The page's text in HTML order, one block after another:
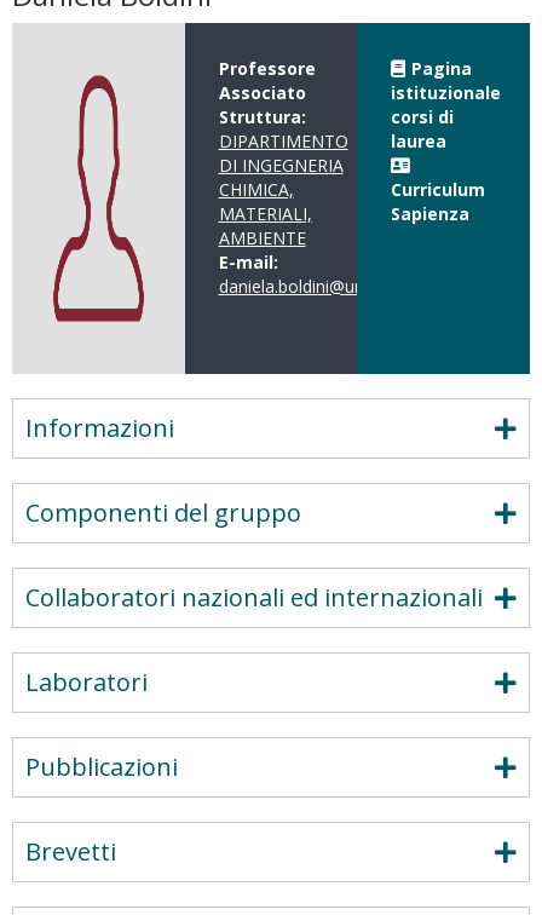
Professore
Associato
Struttura:
DIPARTIMENTO
DI INGEGNERIA
CHIMICA,
MATERIALI,
AMBIENTE
E-mail:
daniela.boldini@uniroma1.it
Pagina
istituzionale
corsi di
laurea
Curriculum
Sapienza
Informazioni
Componenti del gruppo
Collaboratori nazionali ed internazionali
Laboratori
Pubblicazioni
Brevetti